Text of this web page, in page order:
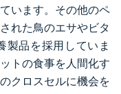
います。その他のペ
れた鳥のエサやビタ
製品を採用していま
トの食事を人間化す
クロスセルに機会を